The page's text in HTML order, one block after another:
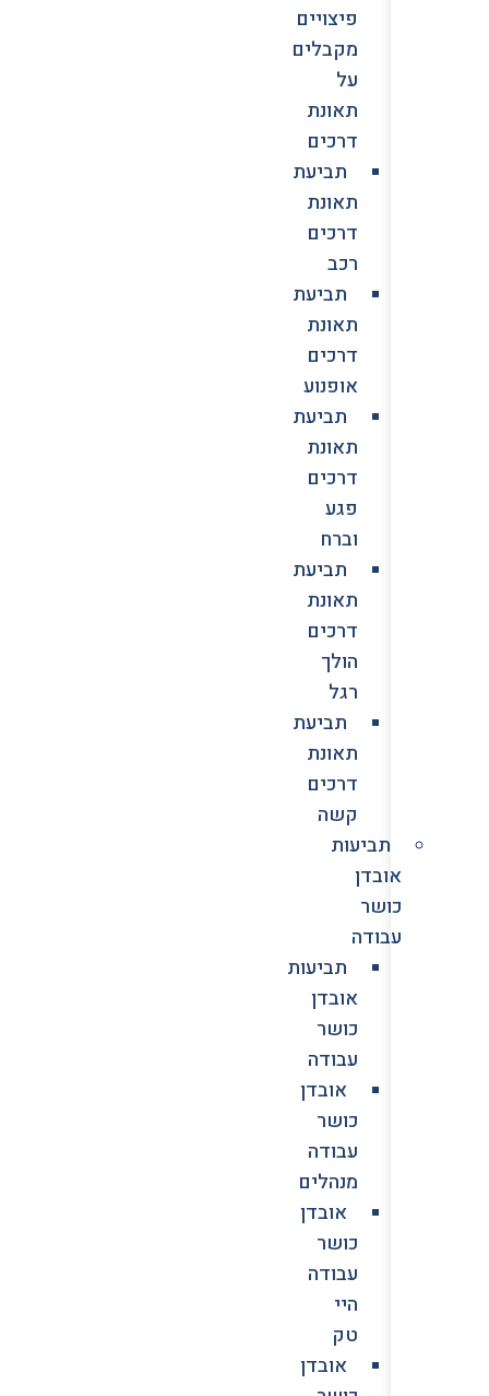
פיצויים
מקבלים
על
תאונת
דרכים
תביעת
תאונת
דרכים
רכב
תביעת
תאונת
דרכים
אופנוע
תביעת
תאונת
דרכים
פגע
וברח
תביעת
תאונת
דרכים
הולך
רגל
תביעת
תאונת
דרכים
קשה
תביעות
אובדן
כושר
עבודה
תביעות
אובדן
כושר
עבודה
אובדן
כושר
עבודה
מנהלים
אובדן
כושר
עבודה
היי
טק
אובדן